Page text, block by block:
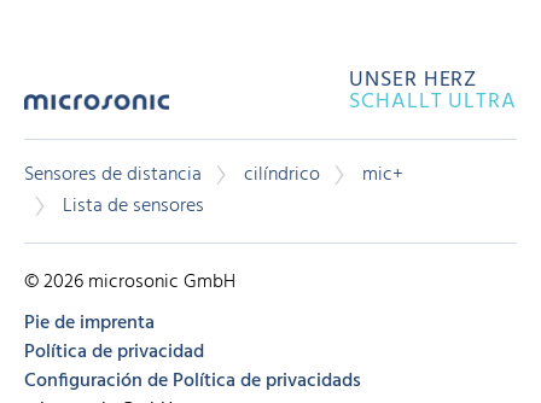
UNSER HERZ
SCHALLT ULTRA
Sensores de distancia cilíndrico
mic+
Lista de sensores
© 2026 microsonic GmbH
Pie de imprenta
Política de privacidad
Configuración de Política de privacidads